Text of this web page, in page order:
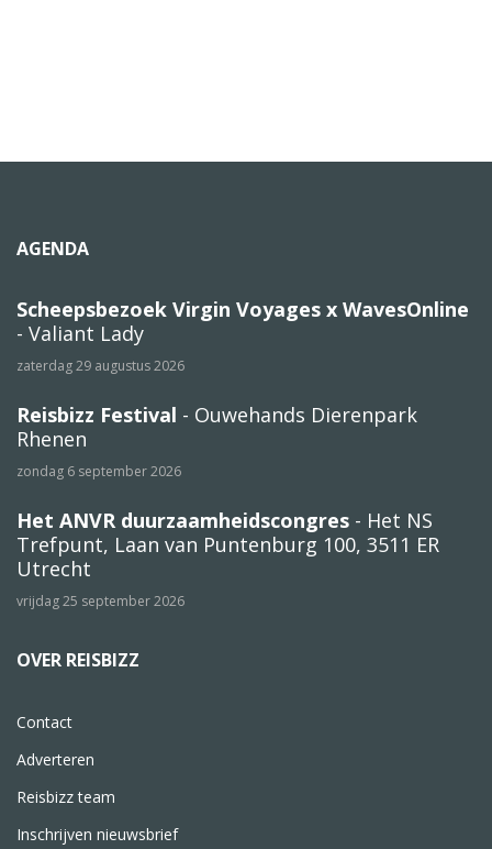
AGENDA
Scheepsbezoek Virgin Voyages x WavesOnline
- Valiant Lady
zaterdag 29 augustus 2026
Reisbizz Festival - Ouwehands Dierenpark
Rhenen
zondag 6 september 2026
Het ANVR duurzaamheidscongres - Het NS
Trefpunt, Laan van Puntenburg 100, 3511 ER
Utrecht
vrijdag 25 september 2026
OVER REISBIZZ
Contact
Adverteren
Reisbizz team
Inschrijven nieuwsbrief